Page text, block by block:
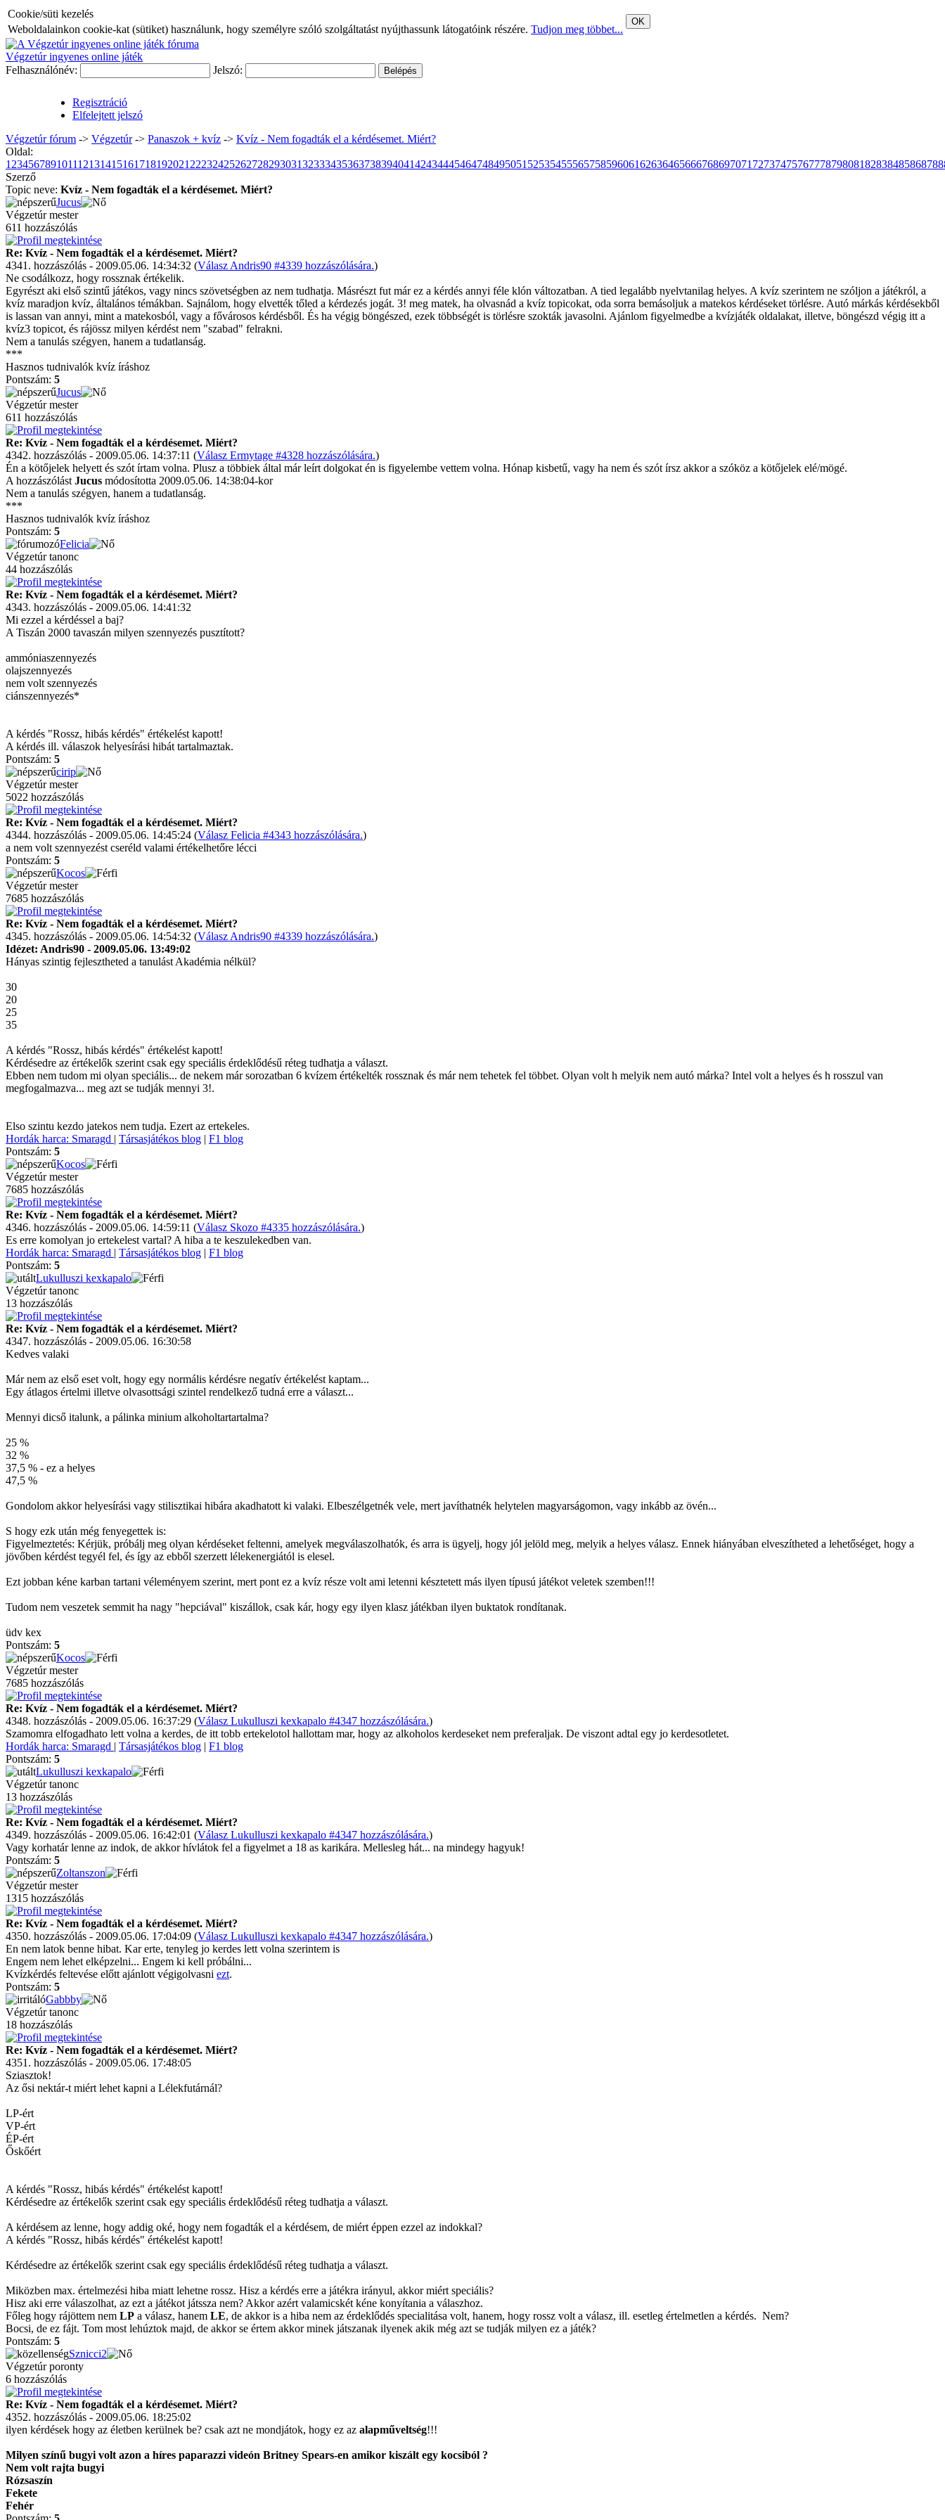
Cookie/süti kezelés
OK
Weboldalainkon cookie-kat (sütiket) használunk, hogy személyre szóló szolgáltatást nyújthassunk látogatóink részére. Tudjon meg többet...
Végzetúr ingyenes online játék
Felhasználónév:
Jelszó:
Regisztráció
Elfelejtett jelszó
Végzetúr fórum -> Végzetúr-> Panaszok + kvíz -> Kvíz - Nem fogadták el a kérdésemet. Miért?
Oldal:
1 23456789101112131415161718192021 222324252627282930313233343536373839404142434445464748495051 5253545556575859606162636465666768697071 7273747576777879808182838485868788
Szerző
Topic neve: Kvíz - Nem fogadták el a kérdésemet. Miért?
Jucus
Végzetúr mester
611 hozzászólás
Re: Kvíz - Nem fogadták el a kérdésemet. Miért?
4341. hozzászólás - 2009.05.06. 14:34:32 (Válasz Andris90 #4339 hozzászólására.)
Ne csodálkozz, hogy rossznak értékelik.
Egyrészt aki első szintű játékos, vagy nincs szövetségben az nem tudhatja. Másrészt fut már ez a kérdés annyi féle klón változatban. A tied legalább nyelvtanilag helyes. A kvíz szerintem ne szóljon a játékról, a
kvíz maradjon kvíz, általános témákban. Sajnálom, hogy elvették tőled a kérdezés jogát. 3! meg matek, ha olvasnád a kvíz topicokat, oda sorra bemásoljuk a matekos kérdéseket törlésre. Autó márkás kérdésekből
is lassan van annyi, mint a matekosból, vagy a fővárosos kérdésből. És ha végig böngészed, ezek többségét is törlésre szokták javasolni. Ajánlom figyelmedbe a kvízjáték oldalakat, illetve, böngészd végig itt a
kvíz3 topicot, és rájössz milyen kérdést nem "szabad" felrakni.
Nem a tanulás szégyen, hanem a tudatlanság.
***
Hasznos tudnivalók kvíz íráshoz
Pontszám: 5
Jucus
Végzetúr mester
611 hozzászólás
Re: Kvíz - Nem fogadták el a kérdésemet. Miért?
4342. hozzászólás - 2009.05.06. 14:37:11 (Válasz Ermytage #4328 hozzászólására.)
Én a kötőjelek helyett és szót írtam volna. Plusz a többiek által már leírt dolgokat én is figyelembe vettem volna. Hónap kisbetű, vagy ha nem és szót írsz akkor a szóköz a kötőjelek elé/mögé.
A hozzászólást Jucus módosította 2009.05.06. 14:38:04-kor
Nem a tanulás szégyen, hanem a tudatlanság.
***
Hasznos tudnivalók kvíz íráshoz
Pontszám: 5
Felicia
Végzetúr tanonc
44 hozzászólás
Re: Kvíz - Nem fogadták el a kérdésemet. Miért?
4343. hozzászólás - 2009.05.06. 14:41:32
Mi ezzel a kérdéssel a baj?
A Tiszán 2000 tavaszán milyen szennyezés pusztított?
ammóniaszennyezés
olajszennyezés
nem volt szennyezés
ciánszennyezés*
A kérdés "Rossz, hibás kérdés" értékelést kapott!
A kérdés ill. válaszok helyesírási hibát tartalmaztak.
Pontszám: 5
cirip
Végzetúr mester
5022 hozzászólás
Re: Kvíz - Nem fogadták el a kérdésemet. Miért?
4344. hozzászólás - 2009.05.06. 14:45:24 (Válasz Felicia #4343 hozzászólására.)
a nem volt szennyezést cseréld valami értékelhetőre lécci
Pontszám: 5
Kocos
Végzetúr mester
7685 hozzászólás
Re: Kvíz - Nem fogadták el a kérdésemet. Miért?
4345. hozzászólás - 2009.05.06. 14:54:32 (Válasz Andris90 #4339 hozzászólására.)
Idézet: Andris90 - 2009.05.06. 13:49:02
Hányas szintig fejlesztheted a tanulást Akadémia nélkül?
30
20
25
35
A kérdés "Rossz, hibás kérdés" értékelést kapott!
Kérdésedre az értékelők szerint csak egy speciális érdeklődésű réteg tudhatja a választ.
Ebben nem tudom mi olyan speciális... de nekem már sorozatban 6 kvízem értékelték rossznak és már nem tehetek fel többet. Olyan volt h melyik nem autó márka? Intel volt a helyes és h rosszul van
megfogalmazva... meg azt se tudják mennyi 3!.
Elso szintu kezdo jatekos nem tudja. Ezert az ertekeles.
Hordák harca: Smaragd | Társasjátékos blog | F1 blog
Pontszám: 5
Kocos
Végzetúr mester
7685 hozzászólás
Re: Kvíz - Nem fogadták el a kérdésemet. Miért?
4346. hozzászólás - 2009.05.06. 14:59:11 (Válasz Skozo #4335 hozzászólására.)
Es erre komolyan jo ertekelest vartal? A hiba a te keszulekedben van.
Hordák harca: Smaragd | Társasjátékos blog | F1 blog
Pontszám: 5
Lukulluszi kexkapalo
Végzetúr tanonc
13 hozzászólás
Re: Kvíz - Nem fogadták el a kérdésemet. Miért?
4347. hozzászólás - 2009.05.06. 16:30:58
Kedves valaki
Már nem az első eset volt, hogy egy normális kérdésre negatív értékelést kaptam...
Egy átlagos értelmi illetve olvasottsági szintel rendelkező tudná erre a választ...
Mennyi dicső italunk, a pálinka minium alkoholtartartalma?
25 %
32 %
37,5 % - ez a helyes
47,5 %
Gondolom akkor helyesírási vagy stilisztikai hibára akadhatott ki valaki. Elbeszélgetnék vele, mert javíthatnék helytelen magyarságomon, vagy inkább az övén...
S hogy ezk után még fenyegettek is:
Figyelmeztetés: Kérjük, próbálj meg olyan kérdéseket feltenni, amelyek megválaszolhatók, és arra is ügyelj, hogy jól jelöld meg, melyik a helyes válasz. Ennek hiányában elveszítheted a lehetőséget, hogy a
jövőben kérdést tegyél fel, és így az ebből szerzett lélekenergiától is elesel.
Ezt jobban kéne karban tartani véleményem szerint, mert pont ez a kvíz része volt ami letenni késztetett más ilyen típusú játékot veletek szemben!!!
Tudom nem veszetek semmit ha nagy "hepciával" kiszállok, csak kár, hogy egy ilyen klasz játékban ilyen buktatok rondítanak.
üdv kex
Pontszám: 5
Kocos
Végzetúr mester
7685 hozzászólás
Re: Kvíz - Nem fogadták el a kérdésemet. Miért?
4348. hozzászólás - 2009.05.06. 16:37:29 (Válasz Lukulluszi kexkapalo #4347 hozzászólására.)
Szamomra elfogadhato lett volna a kerdes, de itt tobb ertekelotol hallottam mar, hogy az alkoholos kerdeseket nem preferaljak. De viszont adtal egy jo kerdesotletet.
Hordák harca: Smaragd | Társasjátékos blog | F1 blog
Pontszám: 5
Lukulluszi kexkapalo
Végzetúr tanonc
13 hozzászólás
Re: Kvíz - Nem fogadták el a kérdésemet. Miért?
4349. hozzászólás - 2009.05.06. 16:42:01 (Válasz Lukulluszi kexkapalo #4347 hozzászólására.)
Vagy korhatár lenne az indok, de akkor hívlátok fel a figyelmet a 18 as karikára. Mellesleg hát... na mindegy hagyuk!
Pontszám: 5
Zoltanszon
Végzetúr mester
1315 hozzászólás
Re: Kvíz - Nem fogadták el a kérdésemet. Miért?
4350. hozzászólás - 2009.05.06. 17:04:09 (Válasz Lukulluszi kexkapalo #4347 hozzászólására.)
En nem latok benne hibat. Kar erte, tenyleg jo kerdes lett volna szerintem is
Engem nem lehet elképzelni... Engem ki kell próbálni...
Kvízkérdés feltevése előtt ajánlott végigolvasni ezt.
Pontszám: 5
Gabbby
Végzetúr tanonc
18 hozzászólás
Re: Kvíz - Nem fogadták el a kérdésemet. Miért?
4351. hozzászólás - 2009.05.06. 17:48:05
Sziasztok!
Az ősi nektár-t miért lehet kapni a Lélekfutárnál?
LP-ért
VP-ért
ÉP-ért
Őskőért
A kérdés "Rossz, hibás kérdés" értékelést kapott!
Kérdésedre az értékelők szerint csak egy speciális érdeklődésű réteg tudhatja a választ.
A kérdésem az lenne, hogy addig oké, hogy nem fogadták el a kérdésem, de miért éppen ezzel az indokkal?
A kérdés "Rossz, hibás kérdés" értékelést kapott!
Kérdésedre az értékelők szerint csak egy speciális érdeklődésű réteg tudhatja a választ.
Miközben max. értelmezési hiba miatt lehetne rossz. Hisz a kérdés erre a játékra irányul, akkor miért speciális?
Hisz aki erre válaszolhat, az ezt a játékot játssza nem? Akkor azért valamicskét kéne konyítania a válaszhoz.
Főleg hogy rájöttem nem LP a válasz, hanem LE, de akkor is a hiba nem az érdeklődés specialitása volt, hanem, hogy rossz volt a válasz, ill. esetleg értelmetlen a kérdés. Nem?
Bocsi, de ez fájt. Tom most lehúztok majd, de akkor se értem akkor minek játszanak ilyenek akik még azt se tudják milyen ez a játék?
Pontszám: 5
Sznicci2
Végzetúr poronty
6 hozzászólás
Re: Kvíz - Nem fogadták el a kérdésemet. Miért?
4352. hozzászólás - 2009.05.06. 18:25:02
ilyen kérdések hogy az életben kerülnek be? csak azt ne mondjátok, hogy ez az alapműveltség!!!
Milyen színű bugyi volt azon a híres paparazzi videón Britney Spears-en amikor kiszált egy kocsiból ?
Nem volt rajta bugyi
Rózsaszín
Fekete
Fehér